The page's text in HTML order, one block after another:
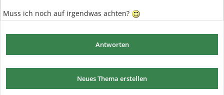
Muss ich noch auf irgendwas achten?
Antworten
Neues Thema erstellen